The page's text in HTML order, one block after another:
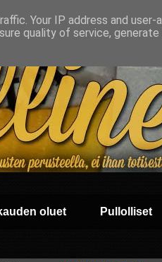
oluet Pullolliset
Your IP address and user-
quality of service, generate